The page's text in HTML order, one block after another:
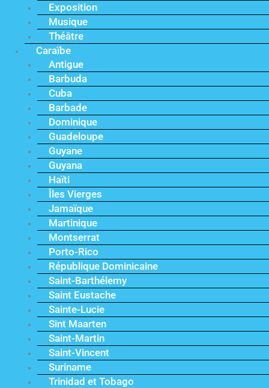
Exposition
Musique
Théâtre
Caraïbe
Antigue
Barbuda
Cuba
Barbade
Dominique
Guadeloupe
Guyane
Guyana
Haïti
Îles Vierges
Jamaïque
Martinique
Montserrat
Porto-Rico
République Dominicaine
Saint-Barthélemy
Saint Eustache
Sainte-Lucie
Sint Maarten
Saint-Martin
Saint-Vincent
Suriname
Trinidad et Tobago